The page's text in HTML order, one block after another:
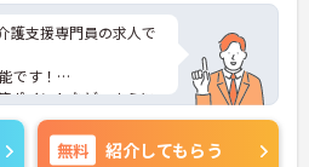
護支援専門員の求人で
です！
ポイントなど、さらに
お気軽にご相談くださ
無料 紹介してもらう